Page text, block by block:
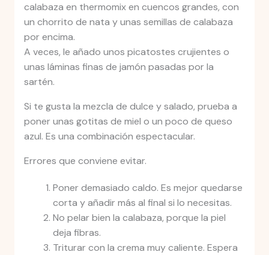
calabaza en thermomix en cuencos grandes, con
un chorrito de nata y unas semillas de calabaza
por encima.
A veces, le añado unos picatostes crujientes o
unas láminas finas de jamón pasadas por la
sartén.
Si te gusta la mezcla de dulce y salado, prueba a
poner unas gotitas de miel o un poco de queso
azul. Es una combinación espectacular.
Errores que conviene evitar.
Poner demasiado caldo. Es mejor quedarse
corta y añadir más al final si lo necesitas.
No pelar bien la calabaza, porque la piel
deja fibras.
Triturar con la crema muy caliente. Espera